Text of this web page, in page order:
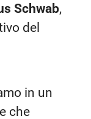
Schwab,
del
in un
che